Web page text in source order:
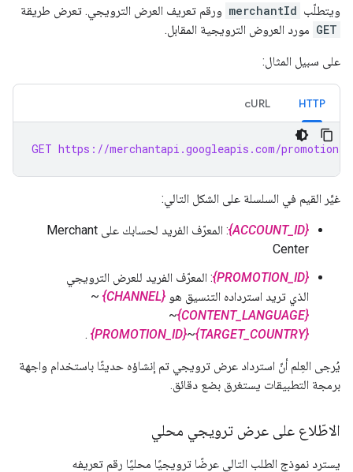
ويتطلّب merchantId ورقم تعريف العرض الترويجي. تعرض طريقة
GET مورد العروض الترويجية المقابل.
على سبيل المثال:
HTTP
cURL
GET https://merchantapi.googleapis.com/
غيِّر القيم في السلسلة على الشكل التالي:
{ACCOUNT_ID}
: المعرّف الفريد لحسابك على Merchant
Center
{PROMOTION_ID}
: المعرّف الفريد للعرض الترويجي
الذي تريد استرداده التنسيق هو {CHANNEL}
~
{CONTENT_LANGUAGE}
~
{TARGET_COUNTRY}
~
{PROMOTION_ID}
.
يُرجى العِلم أنّ استرداد عرض ترويجي تم إنشاؤه حديثًا باستخدام واجهة
برمجة التطبيقات يستغرق بضع دقائق.
الاطّلاع على عرض ترويجي محلي
يسترد نموذج الطلب التالي عرضًا ترويجيًا محليًا رقم تعريفه